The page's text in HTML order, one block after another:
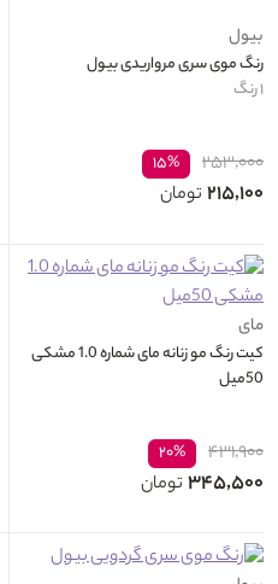
بیول
رنگ موی سری مرواریدی بیول
۱ رنگ
۲۵۳,۰۰۰ ۱۵%
۲۱۵,۱۰۰ تومان
مای
کیت رنگ مو زنانه مای شماره 1.0 مشکی
50میل
۴۳۱,۹۰۰ ۲۰%
۳۴۵,۵۰۰ تومان